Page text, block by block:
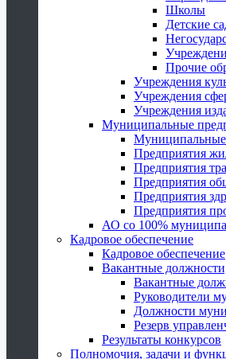
Школы
Детские
Прочие
Учреждения
Учреждения
Учреждения
Муниципальные
Муниципальные
Предприятия
Предприятия
Предприятия
Предприятия
Предприятия
АО со 100%
Кадровое обеспечение
Кадровое обеспечение
Вакантные
Вакантные
Руководители
Должности
Резерв
Результаты конкурсов
Полномочия, задачи и